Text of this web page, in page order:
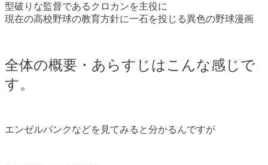
型破りな監督であるクロカンを主役に
現在の高校野球の教育方針に一石を投じる異色の野球漫画
全体の概要・あらすじはこんな感じで
す。
エンゼルバンクなどを見てみると分かるんですが